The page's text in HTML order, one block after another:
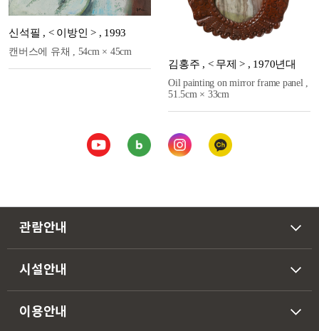
신석필 , < 이방인 > , 1993
캔버스에 유채 54cm × 45cm
김홍주 , < 무제 > , 1970년대
Oil painting on mirror frame panel ,
51.5cm × 33cm
관람안내
시설안내
이용안내